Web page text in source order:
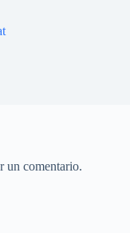
un comentario.